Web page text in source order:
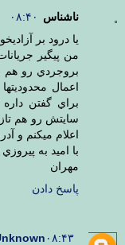
ناشناس
۰۸:۴۰
يا درود بر
من پيگير
بروجردي رو هم
براي گفتن
سايتش رو هم
اعلام ميكنم و
با اميد به پيروزي
مهران
پاسخ دادن
۰۸:۴۳